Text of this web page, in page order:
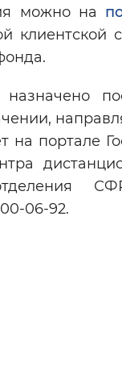
можно на
на портале
06-92.